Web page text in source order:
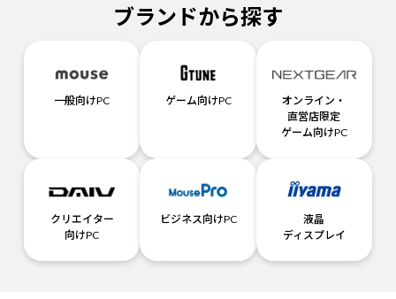
ブランドから探す
一般向けPC ゲーム向けPC
オンライン・
直営店限定
ゲーム向けPC
クリエイター
向けPC
ビジネス向けPC
液晶
ディスプレイ